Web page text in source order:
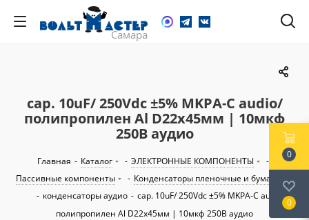
cap. 10uF/ 250Vdc ±5% MKPA-C audio/
полипропилен Al D22х45мм | 10мкф
250В аудио
Главная - Каталог - ЭЛЕКТРОННЫЕ КОМПОНЕНТЫ
-
Пассивные компоненты
- Конденсаторы пленочные и бумажные
- конденсаторы аудио - cap. 10uF/ 250Vdc ±5% MKPA-C audio/
полипропилен Al D22х45мм | 10мкф 250В аудио
0
0